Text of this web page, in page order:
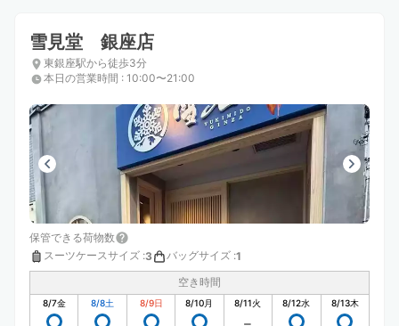
雪見堂 銀座店
東銀座駅から徒歩3分
本日の営業時間 : 10:00〜21:00
保管できる荷物数
スーツケースサイズ :3 バッグサイズ :1
空き時間
8/7金 8/8土 8/9日 8/10月 8/11火 8/12水 8/13木